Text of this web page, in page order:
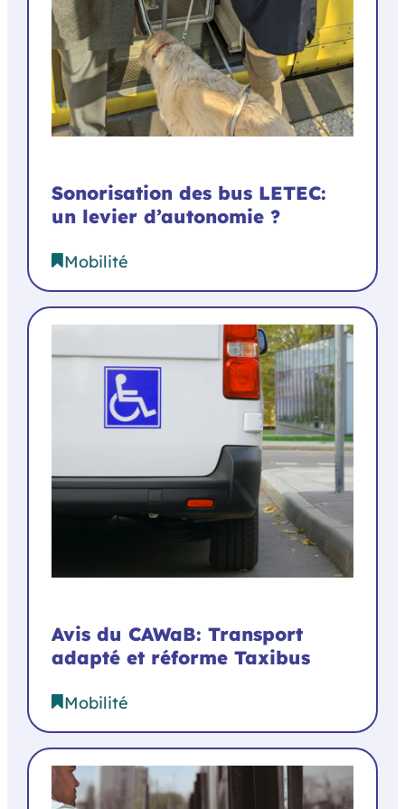
Sonorisation des bus LETEC:
un levier d’autonomie ?
Mobilité
Avis du CAWaB: Transport
adapté et réforme Taxibus
Mobilité